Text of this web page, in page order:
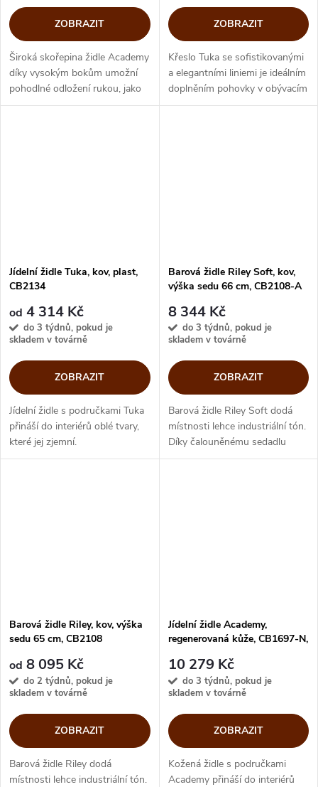
ZOBRAZIT
Široká skořepina židle Academy
díky vysokým bokům umožní
pohodlné odložení rukou, jako
by měla područky. Academy
ZOBRAZIT
Křeslo Tuka se sofistikovanými
a elegantními liniemi je ideálním
doplněním pohovky v obývacím
pokoji. Svou masivní dřevěnou
Jídelní židle Tuka, kov, plast,
CB2134
od 4 314 Kč
do 3 týdnů, pokud je
skladem v továrně
ZOBRAZIT
Jídelní židle s područkami Tuka
přináší do interiérů oblé tvary,
které jej zjemní.
Zaoblená originální skořepina
Barová židle Riley Soft, kov,
výška sedu 66 cm, CB2108-A
8 344 Kč
do 3 týdnů, pokud je
skladem v továrně
ZOBRAZIT
Barová židle Riley Soft dodá
místnosti lehce industriální tón.
Díky čalouněnému sedadlu
budete sedět pohodlně během
Barová židle Riley, kov, výška
sedu 65 cm, CB2108
od 8 095 Kč
do 2 týdnů, pokud je
skladem v továrně
ZOBRAZIT
Barová židle Riley dodá
místnosti lehce industriální tón.
Jídelní židle Academy,
regenerovaná kůže, CB1697-N,
10 279 Kč
do 3 týdnů, pokud je
skladem v továrně
ZOBRAZIT
Kožená židle s područkami
Academy přináší do interiérů